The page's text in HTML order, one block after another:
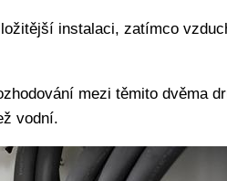
instalaci, zatímco
mezi těmito dvěma
vodní.